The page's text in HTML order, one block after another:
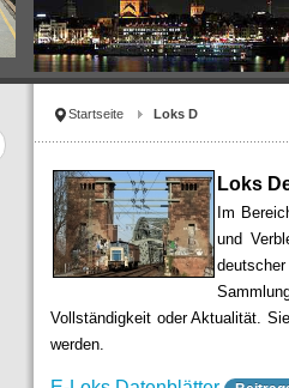
Startseite Loks D
Loks
Im
und
Vollständigkeit oder Aktualität.
werden.